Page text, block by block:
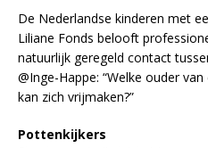
De Nederlandse kinderen met
Liliane Fonds belooft
natuurlijk geregeld contact
@Inge-Happe: “Welke ouder
kan zich vrijmaken?”
Pottenkijkers